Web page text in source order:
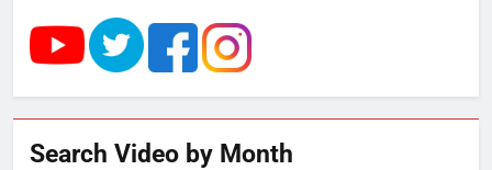
उत्तर प्रदेश में गांवों में बढ़ेंगी सुविधाएं: 67%
बढ़ा पंचायतों का बजट
Search Video by Month